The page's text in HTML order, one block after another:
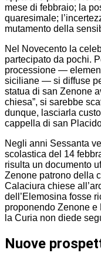
mese di febbraio; la
quaresimale;
mutamento della
Nel Novecento la
partecipato da pochi.
processione —
siciliane — si diffuse
statua di san Zenone
chiesa”, si sarebbe
dunque, lasciarla
cappella di san
Negli anni Sessanta
scolastica del 14
risulta un documento
Zenone patrono della
Calaciura chiese
dell’Elemosina fosse
proponendo Zenone
la Curia non diede
Nuove